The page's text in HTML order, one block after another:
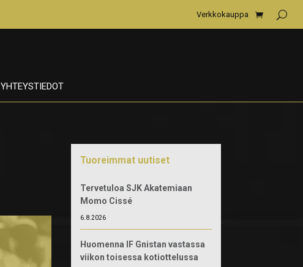
Verkkokauppa
YHTEYSTIEDOT
Tuoreimmat uutiset
Tervetuloa SJK Akatemiaan
Momo Cissé
6.8.2026
Huomenna IF Gnistan vastassa
viikon toisessa kotiottelussa